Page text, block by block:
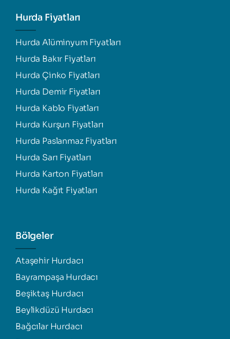
Hurda Fiyatları
Hurda Alüminyum Fiyatları
Hurda Bakır Fiyatları
Hurda Çinko Fiyatları
Hurda Demir Fiyatları
Hurda Kablo Fiyatları
Hurda Kurşun Fiyatları
Hurda Paslanmaz Fiyatları
Hurda Sarı Fiyatları
Hurda Karton Fiyatları
Hurda Kağıt Fiyatları
Bölgeler
Ataşehir Hurdacı
Bayrampaşa Hurdacı
Beşiktaş Hurdacı
Beylikdüzü Hurdacı
Bağcılar Hurdacı